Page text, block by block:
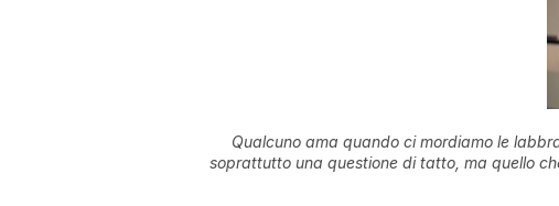
Qualcuno ama quando ci mordiamo le
soprattutto una questione di tatto, ma quello